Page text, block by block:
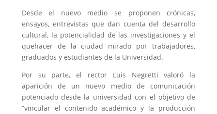
Desde el nuevo medio se proponen crónicas,
ensayos, entrevistas que dan cuenta del desarrollo
cultural, la potencialidad de las investigaciones y el
quehacer de la ciudad mirado por trabajadores,
graduados y estudiantes de la Universidad.
Por su parte, el rector Luis Negretti valoró la
aparición de un nuevo medio de comunicación
potenciado desde la universidad con el objetivo de
“vincular el contenido académico y la producción